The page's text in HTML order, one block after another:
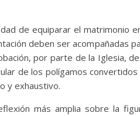
de equiparar el matrimonio
deben ser acompañadas
por parte de la Iglesia,
de los polígamos
y exhaustivo.
más amplia sobre la